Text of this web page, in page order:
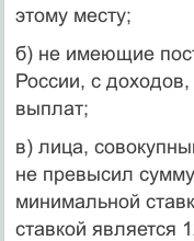
этому месту;
б) не имеющие
России, с
выплат;
в) лица,
не превысил
минимальной
ставкой является